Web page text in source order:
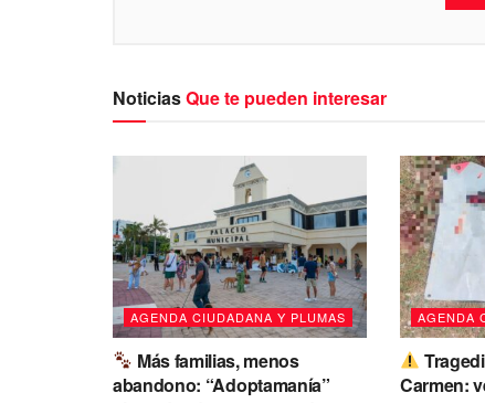
NoticiasQue te pueden interesar
AGENDA CIUDADANA Y PLUMAS
Más familias, menos
abandono: “Adoptamanía”
AGENDA
Carmen: